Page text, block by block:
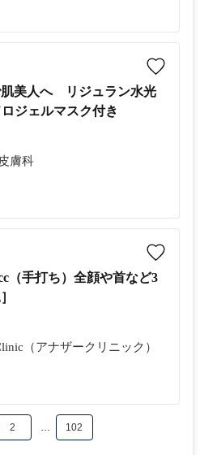
美人へ リジュラン水光
ジェルマスク付き
膚科
（手打ち）全顔や首など3
（アナザークリニック）
2 … 102